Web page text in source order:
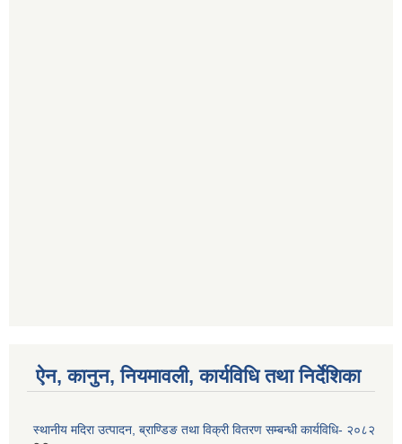
ऐन, कानुन, नियमावली, कार्यविधि तथा निर्देशिका
स्थानीय मदिरा उत्पादन, ब्राण्डिङ तथा विक्री वितरण सम्बन्धी कार्यविधि- २०८२